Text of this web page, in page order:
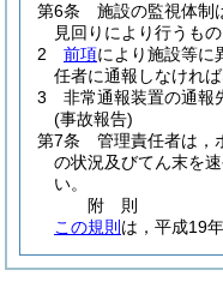
第6条
施設の監視体制
見回りにより行うもの
2
前項により施設等に
任者に通報しなければ
3
非常通報装置の通報
(事故報告)
第7条
管理責任者は，
の状況及びてん末を
い。
附 則
この規則 は，平成19